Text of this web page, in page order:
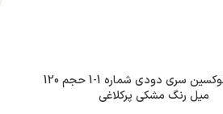
رنگ مو الوکسین سری دودی شماره 1-1 حجم 120
میل رنگ مشکی پرکلاغی